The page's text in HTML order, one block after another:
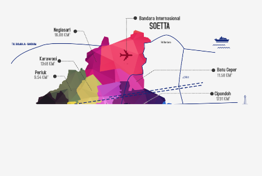
Dinas Sosial
Dinas Komunikasi dan Informatika
Dinas Pekerjaan Umum dan Penataan Ruang
Dinas Perumahan, Permukiman dan Pertanahan